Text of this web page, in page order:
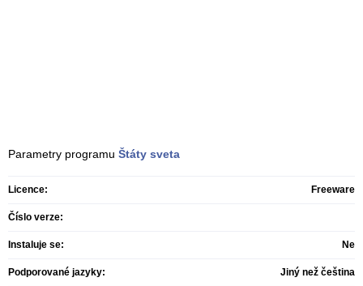
Parametry programu Štáty sveta
Licence: Freeware
Číslo verze:
Instaluje se: Ne
Podporované jazyky: Jiný než čeština